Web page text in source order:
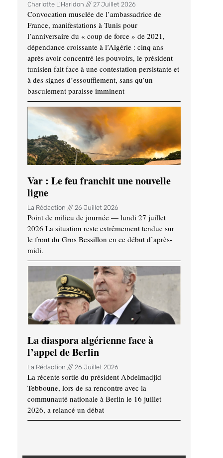
Charlotte L'Haridon 27 Juillet 2026
Convocation musclée de l’ambassadrice de
France, manifestations à Tunis pour
l’anniversaire du « coup de force » de 2021,
dépendance croissante à l’Algérie : cinq ans
après avoir concentré les pouvoirs, le président
tunisien fait face à une contestation persistante et
à des signes d’essoufflement, sans qu’un
basculement paraisse imminent
Var : Le feu franchit une nouvelle
ligne
La Rédaction 26 Juillet 2026
Point de milieu de journée — lundi 27 juillet
2026 La situation reste extrêmement tendue sur
le front du Gros Bessillon en ce début d’après-
midi.
La diaspora algérienne face à
l’appel de Berlin
La Rédaction 26 Juillet 2026
La récente sortie du président Abdelmadjid
Tebboune, lors de sa rencontre avec la
communauté nationale à Berlin le 16 juillet
2026, a relancé un débat